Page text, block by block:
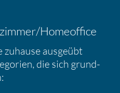
​Homeoffice
zuhause ausgeübt
die sich grund­